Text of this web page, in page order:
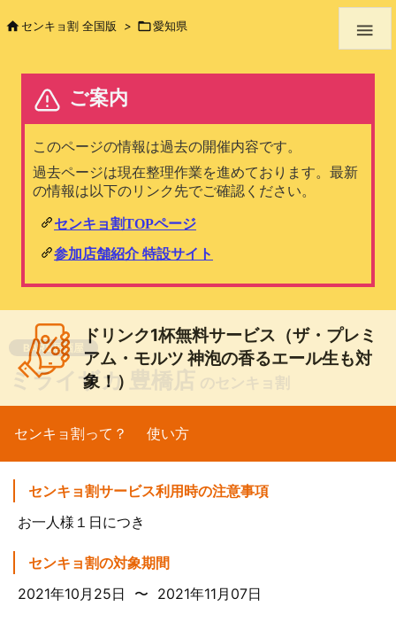

センキョ割 全国版 > 愛知県
BAR&居酒屋
ミライザカ 豊橋店
ドリンク1杯無料サービス（ザ・プレミ
アム・モルツ 神泡の香るエール生も対
象！）
センキョ割って？ 使い方
センキョ割サービス利用時の注意事項
お一人様１日につき
センキョ割の対象期間
2021年10月25日 〜 2021年11月07日